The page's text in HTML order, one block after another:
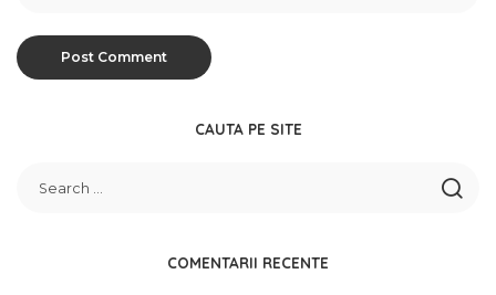
CAUTA PE SITE
COMENTARII RECENTE